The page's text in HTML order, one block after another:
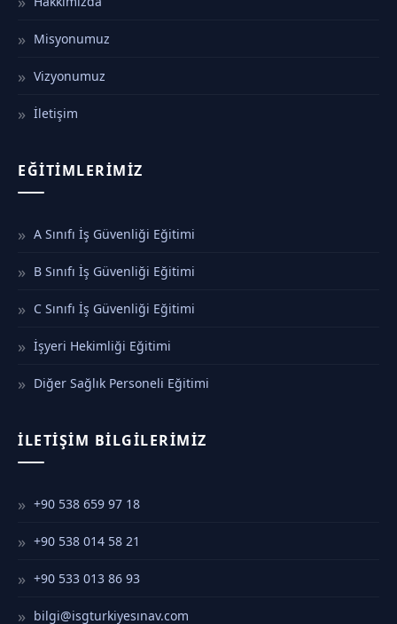
Misyonumuz
Vizyonumuz
İletişim
EĞITIMLERIMIZ
A Sınıfı İş Güvenliği Eğitimi
B Sınıfı İş Güvenliği Eğitimi
C Sınıfı İş Güvenliği Eğitimi
İşyeri Hekimliği Eğitimi
Diğer Sağlık Personeli Eğitimi
İLETIŞIM BILGILERIMIZ
+90 538 659 97 18
+90 538 014 58 21
+90 533 013 86 93
bilgi@isgturkiyesınav.com